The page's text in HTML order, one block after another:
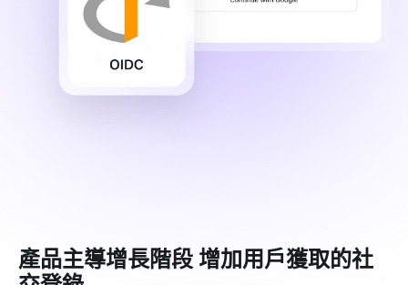
產品主導增長階段 增加用戶獲取的社